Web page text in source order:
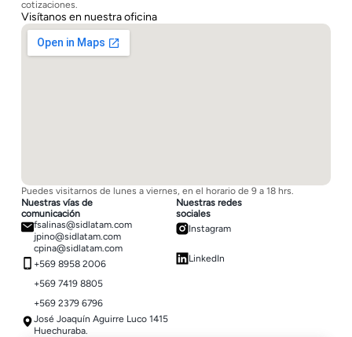
cotizaciones.
Visítanos en nuestra oficina
Puedes visitarnos de lunes a viernes, en el horario de 9 a 18 hrs.
Nuestras vías de
comunicación
fsalinas@sidlatam.com
jpino@sidlatam.com
cpina@sidlatam.com
+569 8958 2006
+569 7419 8805
+569 2379 6796
José Joaquín Aguirre Luco 1415
Huechuraba.
Nuestras redes
sociales
Instagram
LinkedIn